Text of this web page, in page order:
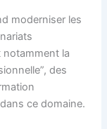
moderniser les
notamment la
des
ce domaine.